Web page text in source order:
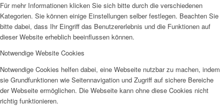
Für mehr Informationen klicken Sie sich bitte durch die verschiedenen
Kategorien. Sie können einige Einstellungen selber festlegen. Beachten Sie
bitte dabei, dass Ihr Eingriff das Benutzererlebnis und die Funktionen auf
dieser Website erheblich beeinflussen können.
Notwendige Website Cookies
Notwendige Cookies helfen dabei, eine Webseite nutzbar zu machen, indem
sie Grundfunktionen wie Seitennavigation und Zugriff auf sichere Bereiche
der Webseite ermöglichen. Die Webseite kann ohne diese Cookies nicht
richtig funktionieren.